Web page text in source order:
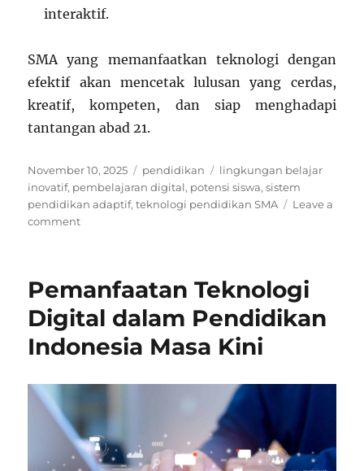
interaktif.
SMA yang memanfaatkan teknologi dengan
efektif akan mencetak lulusan yang cerdas,
kreatif, kompeten, dan siap menghadapi
tantangan abad 21.
Posted
on
November 10, 2025 Categories
pendidikan Tags
lingkungan belajar
inovatif, pembelajaran digital, potensi siswa,sistem
pendidikan adaptif,teknologi pendidikan SMA
Leave a
commenton
untuk
Potensi
Siswa
di
Pemanfaatan Teknologi
Digital dalam Pendidikan
Indonesia Masa Kini